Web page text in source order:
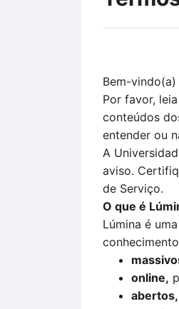
Bem-
Por favor,
conteúdos
entender ou
A
aviso.
de Serviço.
O que é
Lúmina é
online,
abertos,